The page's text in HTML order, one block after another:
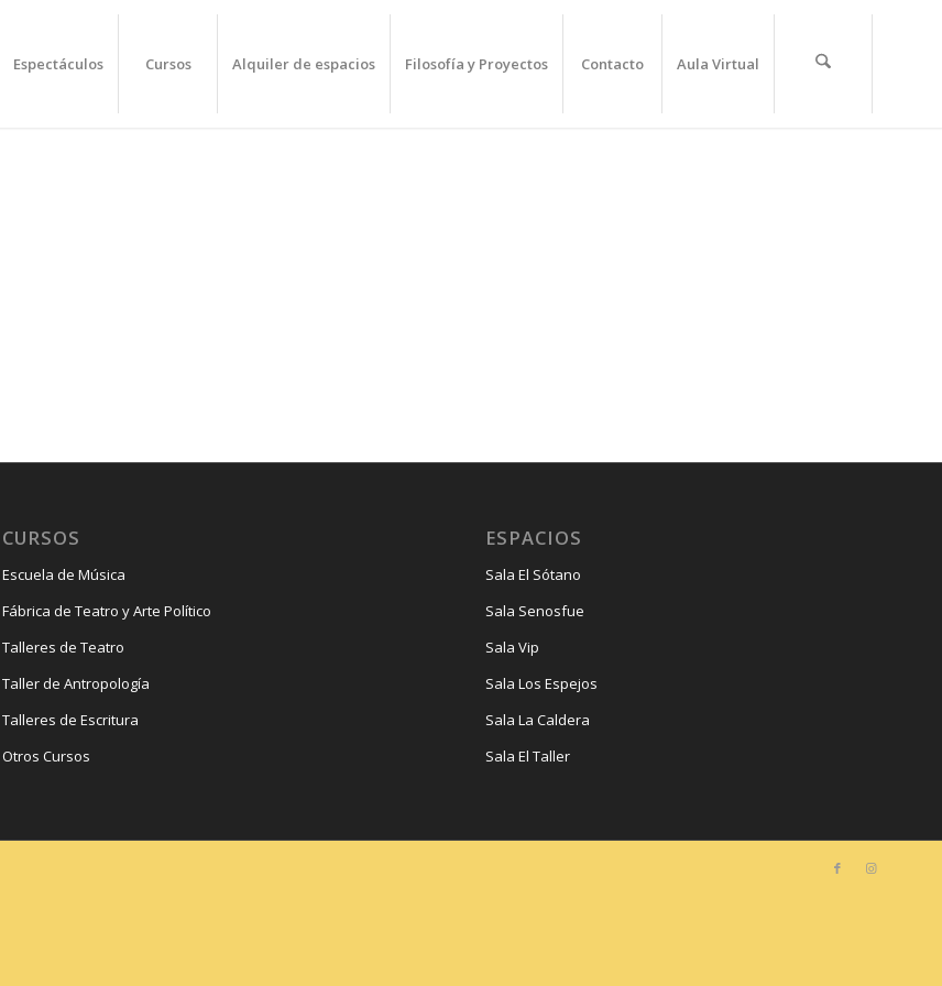
Espectáculos Cursos Alquiler de espacios Filosofía y Proyectos Contacto Aula Virtual
CURSOS
Escuela de Música
Fábrica de Teatro y Arte Político
Talleres de Teatro
Taller de Antropología
Talleres de Escritura
Otros Cursos
ESPACIOS
Sala El Sótano
Sala Senosfue
Sala Vip
Sala Los Espejos
Sala La Caldera
Sala El Taller